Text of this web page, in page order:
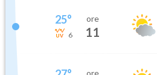
25°
6
ore
11
ore